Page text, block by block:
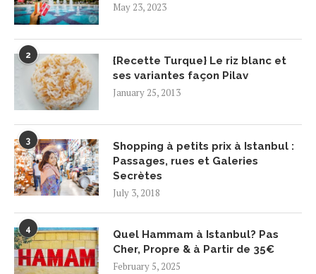
May 23, 2023
2
{Recette Turque} Le riz blanc et
ses variantes façon Pilav
January 25, 2013
3
Shopping à petits prix à Istanbul :
Passages, rues et Galeries
Secrètes
July 3, 2018
4
Quel Hammam à Istanbul? Pas
Cher, Propre & à Partir de 35€
February 5, 2025